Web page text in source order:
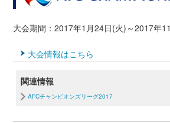
大会期間：2017年1月24日(火)～2017年
大会情報はこちら
関連情報
AFCチャンピオンズリーグ2017